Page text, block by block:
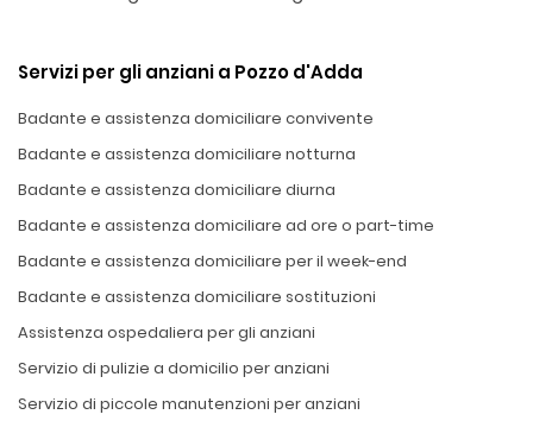
Servizi per gli anziani a Pozzo d'Adda
Badante e assistenza domiciliare convivente
Badante e assistenza domiciliare notturna
Badante e assistenza domiciliare diurna
Badante e assistenza domiciliare ad ore o part-time
Badante e assistenza domiciliare per il week-end
Badante e assistenza domiciliare sostituzioni
Assistenza ospedaliera per gli anziani
Servizio di pulizie a domicilio per anziani
Servizio di piccole manutenzioni per anziani